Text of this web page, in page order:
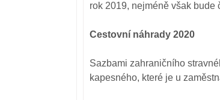
rok 2019, nejméně však bude
Cestovní náhrady 2020
Sazbami zahraničního
kapesného, které je u